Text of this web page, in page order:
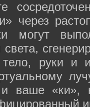
через
могут
руки и
ваше «ки»,